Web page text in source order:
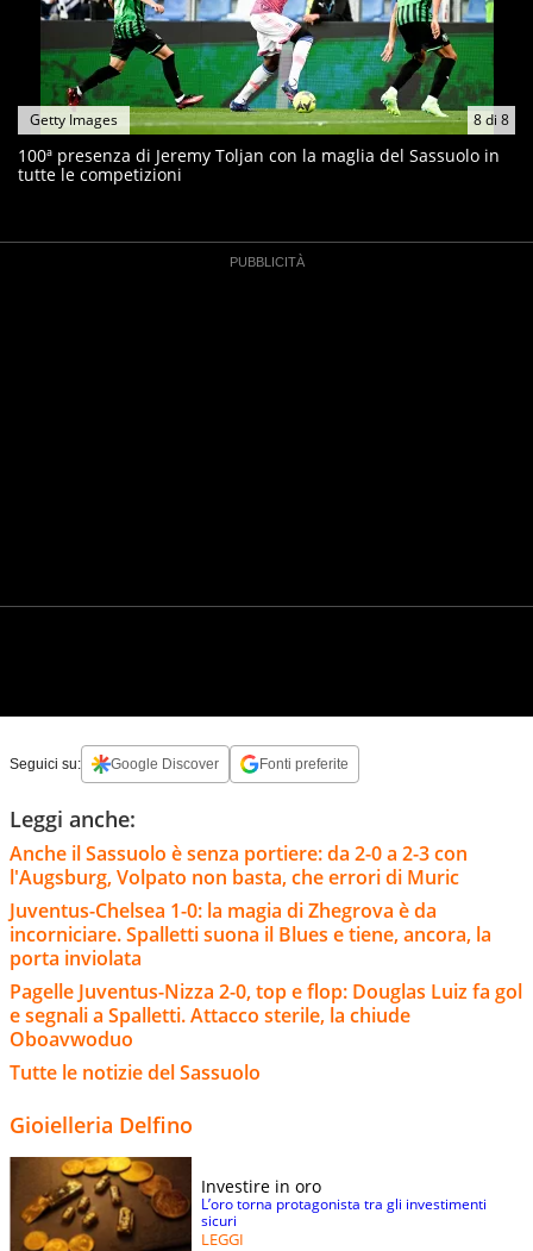
8di 8
Getty Images
100ª presenza di Jeremy Toljan con la maglia del Sassuolo in
tutte le competizioni
Seguici su: Google Discover Fonti preferite
Leggi anche:
Anche il Sassuolo è senza portiere: da 2-0 a 2-3 con
l'Augsburg, Volpato non basta, che errori di Muric
Juventus-Chelsea 1-0: la magia di Zhegrova è da
incorniciare. Spalletti suona il Blues e tiene, ancora, la
porta inviolata
Pagelle Juventus-Nizza 2-0, top e flop: Douglas Luiz fa gol
e segnali a Spalletti. Attacco sterile, la chiude
Oboavwoduo
Tutte le notizie del Sassuolo
Gioielleria Delfino
Investire in oro
L’oro torna protagonista tra gli investimenti
sicuri
LEGGI